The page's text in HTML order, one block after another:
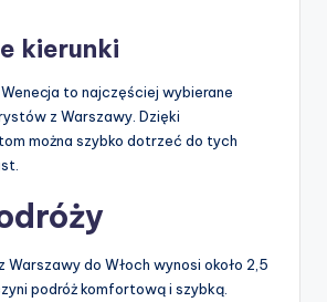
kierunki
Wenecja to najczęściej wybierane
z Warszawy. Dzięki
można szybko dotrzeć do tych
Warszawy do Włoch wynosi około 2,5
podróż komfortową i szybką.